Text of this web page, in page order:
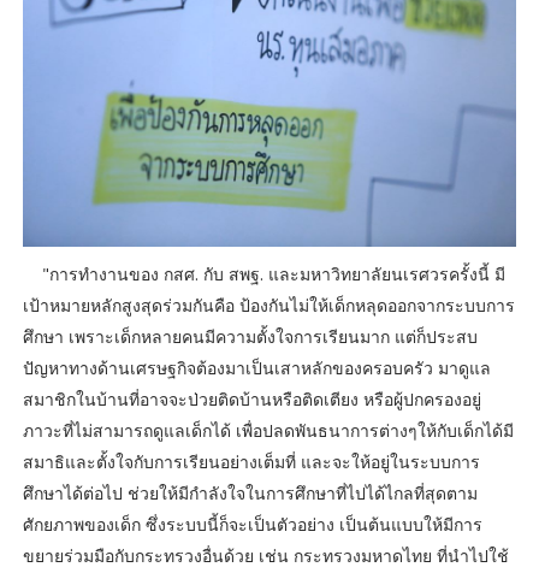
"การทำงานของ กสศ. กับ สพฐ. และมหาวิทยาลัยนเรศวรครั้งนี้ มี
เป้าหมายหลักสูงสุดร่วมกันคือ ป้องกันไม่ให้เด็กหลุดออกจากระบบการ
ศึกษา เพราะเด็กหลายคนมีความตั้งใจการเรียนมาก แต่ก็ประสบ
ปัญหาทางด้านเศรษฐกิจต้องมาเป็นเสาหลักของครอบครัว มาดูแล
สมาชิกในบ้านที่อาจจะป่วยติดบ้านหรือติดเตียง หรือผู้ปกครองอยู่
ภาวะที่ไม่สามารถดูแลเด็กได้ เพื่อปลดพันธนาการต่างๆให้กับเด็กได้มี
สมาธิและตั้งใจกับการเรียนอย่างเต็มที่ และจะให้อยู่ในระบบการ
ศึกษาได้ต่อไป ช่วยให้มีกำลังใจในการศึกษาที่ไปได้ไกลที่สุดตาม
ศักยภาพของเด็ก ซึ่งระบบนี้ก็จะเป็นตัวอย่าง เป็นต้นแบบให้มีการ
ขยายร่วมมือกับกระทรวงอื่นด้วย เช่น กระทรวงมหาดไทย ที่นำไปใช้